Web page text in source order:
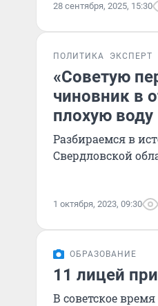
28 сентября, 2025, 15:30
ПОЛИТИКА ЭКСПЕРТ
«Советую
чиновник в
плохую
Разбираемся в истории диалога между
Свердловской
1 октября, 2023, 09:30
ОБРАЗОВАНИЕ
11 лицей
В советское